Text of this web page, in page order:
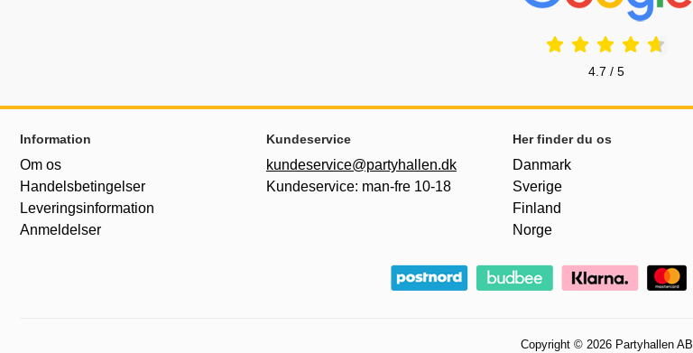
4.7 / 5
Sidefodsinhold Blandet info og links
Information
Om os
Handelsbetingelser
Leveringsinformation
Anmeldelser
Kundeservice
kundeservice@partyhallen.dk
Kundeservice: man-fre 10-18
Her finder du os
Danmark
Sverige
Finland
Norge
Copyright © 2026 Partyhallen AB